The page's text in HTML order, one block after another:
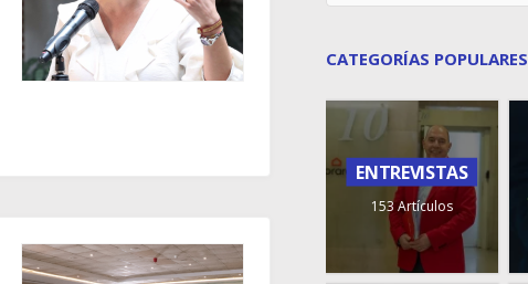
CATEGORÍAS POPULARES
ENTREVISTAS
153 Artículos